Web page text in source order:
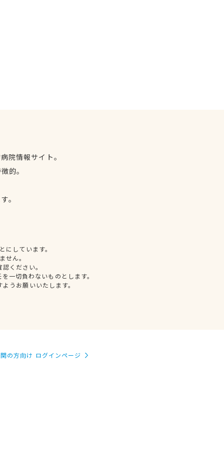
院情報サイト。
的。
。
しています。
せん。
ください。
一切負わないものとします。
うお願いいたします。
の方向け ログインページ